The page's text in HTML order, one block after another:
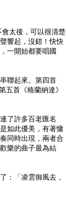
太後，可以很清楚
響起，沒錯！快快
一開始都要唱國
聯起來。第四首
五首《格蘭納達》
了許多百老匯名
如此優美，有著慵
同時出現，兩者合
樂的曲子最為結
：「凌雲御風去，